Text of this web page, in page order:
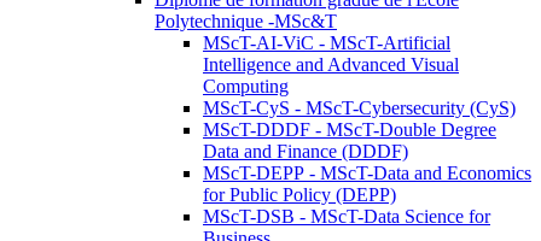
Polytechnique -MSc&T
MScT-AI-ViC - MScT-Artificial
Intelligence and Advanced Visual
Computing
MScT-CyS - MScT-Cybersecurity (CyS)
MScT-DDDF - MScT-Double Degree
Data and Finance (DDDF)
MScT-DEPP - MScT-Data and Economics
for Public Policy (DEPP)
MScT-DSB - MScT-Data Science for